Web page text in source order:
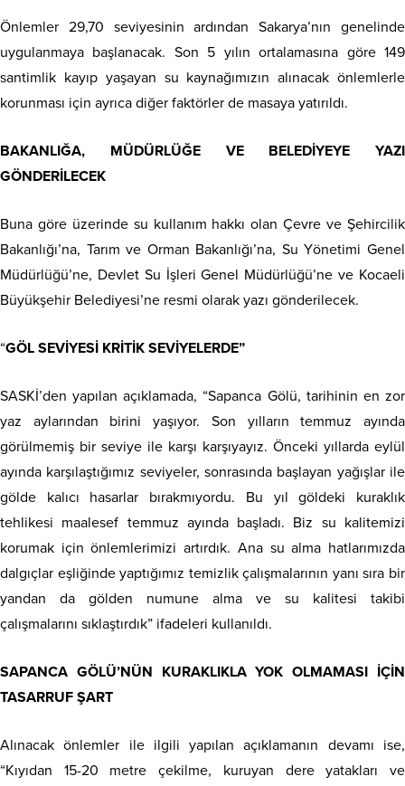
Önlemler 29,70 seviyesinin ardından Sakarya’nın genelinde
uygulanmaya başlanacak. Son 5 yılın ortalamasına göre 149
santimlik kayıp yaşayan su kaynağımızın alınacak önlemlerle
korunması için ayrıca diğer faktörler de masaya yatırıldı.
BAKANLIĞA, MÜDÜRLÜĞE VE BELEDİYEYE YAZI
GÖNDERİLECEK
Buna göre üzerinde su kullanım hakkı olan Çevre ve Şehircilik
Bakanlığı’na, Tarım ve Orman Bakanlığı’na, Su Yönetimi Genel
Müdürlüğü’ne, Devlet Su İşleri Genel Müdürlüğü’ne ve Kocaeli
Büyükşehir Belediyesi’ne resmi olarak yazı gönderilecek.
“GÖL SEVİYESİ KRİTİK SEVİYELERDE”
SASKİ’den yapılan açıklamada, “Sapanca Gölü, tarihinin en zor
yaz aylarından birini yaşıyor. Son yılların temmuz ayında
görülmemiş bir seviye ile karşı karşıyayız. Önceki yıllarda eylül
ayında karşılaştığımız seviyeler, sonrasında başlayan yağışlar ile
gölde kalıcı hasarlar bırakmıyordu. Bu yıl göldeki kuraklık
tehlikesi maalesef temmuz ayında başladı. Biz su kalitemizi
korumak için önlemlerimizi artırdık. Ana su alma hatlarımızda
dalgıçlar eşliğinde yaptığımız temizlik çalışmalarının yanı sıra bir
yandan da gölden numune alma ve su kalitesi takibi
çalışmalarını sıklaştırdık” ifadeleri kullanıldı.
SAPANCA GÖLÜ’NÜN KURAKLIKLA YOK OLMAMASI İÇİN
TASARRUF ŞART
Alınacak önlemler ile ilgili yapılan açıklamanın devamı ise,
“Kıyıdan 15-20 metre çekilme, kuruyan dere yatakları ve